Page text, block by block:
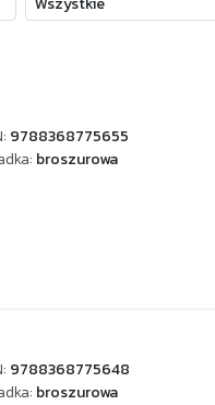
9788368775655
broszurowa
9788368775648
broszurowa